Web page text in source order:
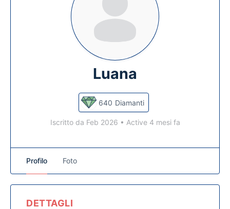
Luana
640 Diamanti
Iscritto da Feb 2026 • Active 4 mesi fa
Profilo Foto
DETTAGLI